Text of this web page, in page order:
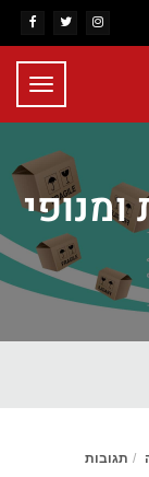
תגובות